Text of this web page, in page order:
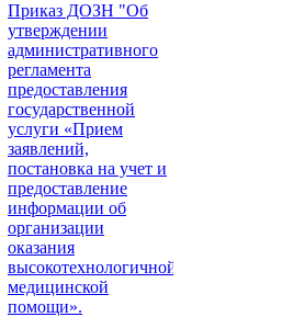
Приказ ДОЗН "Об
утверждении
административного
регламента
предоставления
государственной
услуги «Прием
заявлений,
постановка на учет и
предоставление
информации об
организации
оказания
высокотехнологичной
медицинской
помощи».